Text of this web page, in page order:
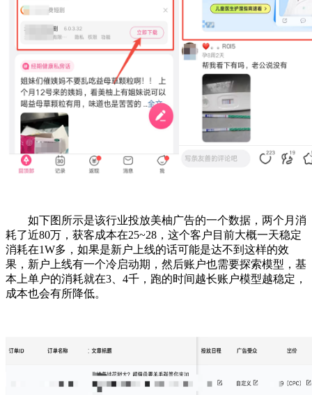
如下图所示是该行业投放美柚广告的一个数据，两个月消
耗了近80万，获客成本在25~28，这个客户目前大概一天稳定
消耗在1W多，如果是新户上线的话可能是达不到这样的效
果，新户上线有一个冷启动期，然后账户也需要探索模型，基
本上单户的消耗就在3、4千，跑的时间越长账户模型越稳定，
成本也会有所降低。